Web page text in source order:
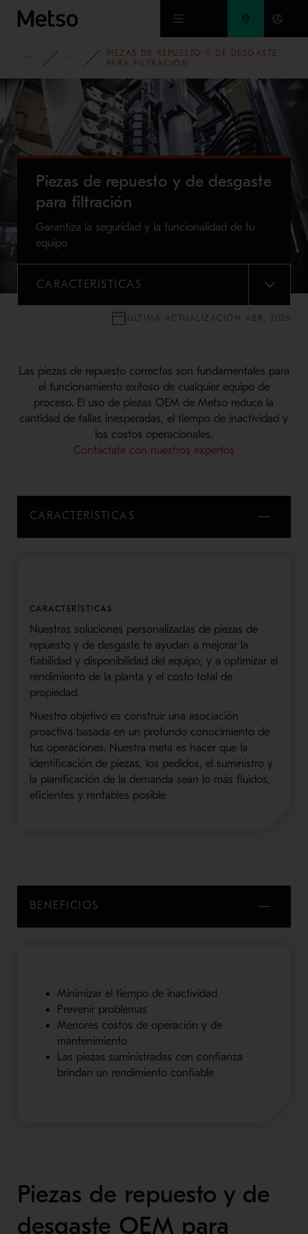
Ir al contenido principal
PRODUCTOS Y SERVICIOS
PIEZAS DE REPUESTO Y DE DESGASTE
PIEZAS DE REPUESTO Y DE DESGASTE
PARA FILTRACIÓN
Piezas de repuesto y de desgaste
para filtración
Garantiza la seguridad y la funcionalidad de tu
equipo
CARACTERÍSTICAS
MENU
ÚLTIMA ACTUALIZACIÓN ABR. 2026
Las piezas de repuesto correctas son fundamentales para
el funcionamiento exitoso de cualquier equipo de
proceso. El uso de piezas OEM de Metso reduce la
cantidad de fallas inesperadas, el tiempo de inactividad y
los costos operacionales.
Contáctate con nuestros expertos
CARACTERÍSTICAS
CARACTERÍSTICAS
Nuestras soluciones personalizadas de piezas de
repuesto y de desgaste te ayudan a mejorar la
fiabilidad y disponibilidad del equipo, y a optimizar el
rendimiento de la planta y el costo total de
propiedad.
Nuestro objetivo es construir una asociación
proactiva basada en un profundo conocimiento de
tus operaciones. Nuestra meta es hacer que la
identificación de piezas, los pedidos, el suministro y
la planificación de la demanda sean lo más fluidos,
eficientes y rentables posible
BENEFICIOS
Minimizar el tiempo de inactividad
Prevenir problemas
Menores costos de operación y de
mantenimiento
Las piezas suministradas con confianza
brindan un rendimiento confiable
Piezas de repuesto y de
desgaste OEM para